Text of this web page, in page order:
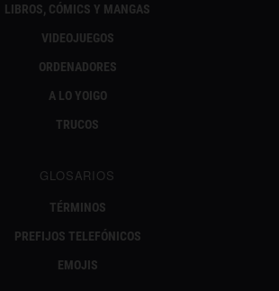
LIBROS, CÓMICS Y MANGAS
VIDEOJUEGOS
ORDENADORES
A LO YOIGO
TRUCOS
GLOSARIOS
TÉRMINOS
PREFIJOS TELEFÓNICOS
EMOJIS